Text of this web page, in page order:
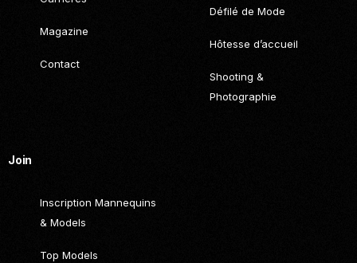
Magazine
Contact
Défilé de Mode
Hôtesse d’accueil
Shooting &
Photographie
Join
Inscription Mannequins
& Models
Top Models